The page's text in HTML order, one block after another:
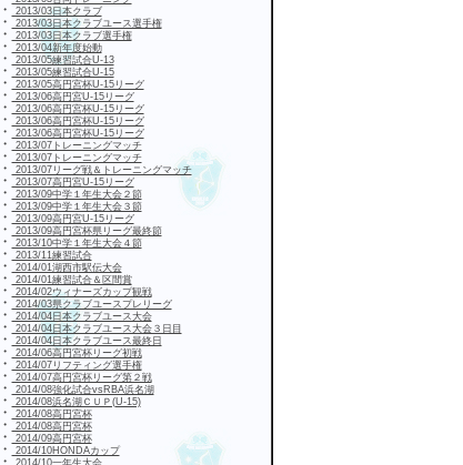
・ 2013/03日本クラブ
・ 2013/03日本クラブユース選手権
・ 2013/03日本クラブ選手権
・ 2013/04新年度始動
・ 2013/05練習試合U-13
・ 2013/05練習試合U-15
・ 2013/05高円宮杯U-15リーグ
・ 2013/06高円宮U-15リーグ
・ 2013/06高円宮杯U-15リーグ
・ 2013/06高円宮杯U-15リーグ
・ 2013/06高円宮杯U-15リーグ
・ 2013/07トレーニングマッチ
・ 2013/07トレーニングマッチ
・ 2013/07リーグ戦＆トレーニングマッチ
・ 2013/07高円宮U-15リーグ
・ 2013/09中学１年生大会２節
・ 2013/09中学１年生大会３節
・ 2013/09高円宮U-15リーグ
・ 2013/09高円宮杯県リーグ最終節
・ 2013/10中学１年生大会４節
・ 2013/11練習試合
・ 2014/01湖西市駅伝大会
・ 2014/01練習試合＆区間賞
・ 2014/02ウィナーズカップ観戦
・ 2014/03県クラブユースプレリーグ
・ 2014/04日本クラブユース大会
・ 2014/04日本クラブユース大会３日目
・ 2014/04日本クラブユース最終日
・ 2014/06高円宮杯リーグ初戦
・ 2014/07リフティング選手権
・ 2014/07高円宮杯リーグ第２戦
・ 2014/08強化試合vsRBA浜名湖
・ 2014/08浜名湖ＣＵＰ(U-15)
・ 2014/08高円宮杯
・ 2014/08高円宮杯
・ 2014/09高円宮杯
・ 2014/10HONDAカップ
・ 2014/10一年生大会